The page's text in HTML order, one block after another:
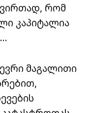
რომ
კაპიტალია
მაგალითი